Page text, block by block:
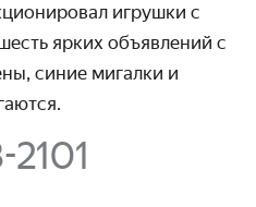
игрушки с
ярких объявлений с
синие мигалки и